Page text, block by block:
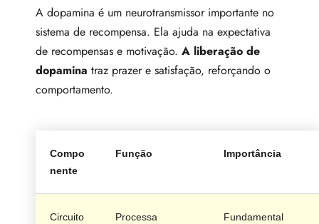
A dopamina é um neurotransmissor importante no
sistema de recompensa. Ela ajuda na expectativa
de recompensas e motivação. A liberação de
dopamina traz prazer e satisfação, reforçando o
comportamento.
Compo
nente
Função Importância
Circuito
Processa
Fundamental